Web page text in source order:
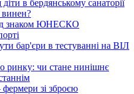
в бердянському санаторії
знаком ЮНЕСКО
бар'єри в тестуванні на ВІЛ
ринку: чи стане нинішнє
фермери зі зброєю